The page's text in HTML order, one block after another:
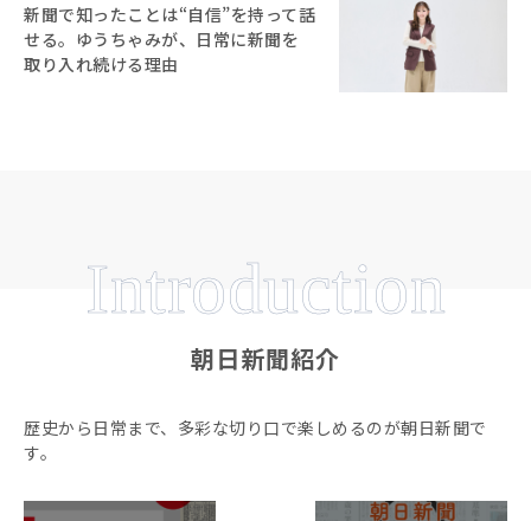
新聞で知ったことは“自信”を持って話
せる。ゆうちゃみが、日常に新聞を
取り入れ続ける理由
Introduction
朝日新聞紹介
歴史から日常まで、多彩な切り口で楽しめるのが朝日新聞で
す。